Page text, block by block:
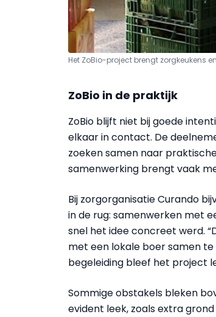
Het ZoBio-project brengt zorgkeukens
ZoBio in de praktijk
ZoBio blijft niet bij goede
elkaar in contact. De
zoeken samen naar
samenwerking brengt vaak
Bij zorgorganisatie Curando
in de rug: samenwerken met
snel het idee concreet werd.
met een lokale boer samen
begeleiding bleef het project
Sommige obstakels bleken
evident leek, zoals extra